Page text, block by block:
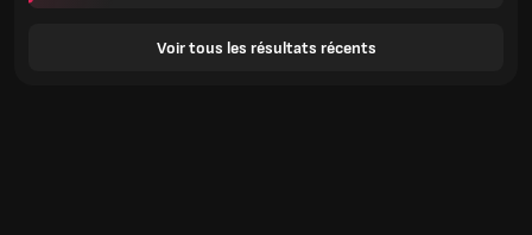
Voir tous les résultats récents